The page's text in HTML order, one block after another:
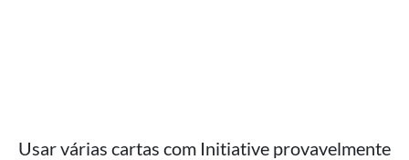
Usar várias cartas com Initiative provavelmente